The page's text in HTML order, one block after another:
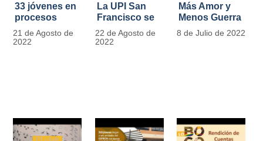
33 jóvenes en
procesos
legales por
tensiones con
21 de Agosto de
2022
La UPI San
Francisco se
llena de color
y vida con la
22 de Agosto de
2022
Más Amor y
Menos Guerra
8 de Julio de 2022